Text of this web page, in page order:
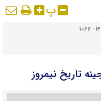
پ
تاریخ نیمروز